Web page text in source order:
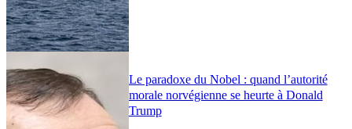
Le paradoxe du Nobel : quand l’autorité
morale norvégienne se heurte à Donald
Trump